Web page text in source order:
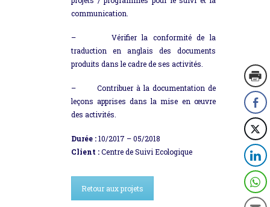
communication.
– Vérifier la conformité de la
traduction en anglais des documents
produits dans le cadre de ses activités.
– Contribuer à la documentation de
leçons apprises dans la mise en œuvre
des activités.
Durée :10/2017 – 05/2018
Client :Centre de Suivi Ecologique
Retour aux projets